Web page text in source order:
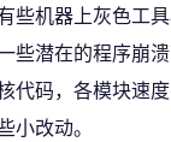
些机器上灰色工
些潜在的程序崩溃
代码，各模块速度
小改动。